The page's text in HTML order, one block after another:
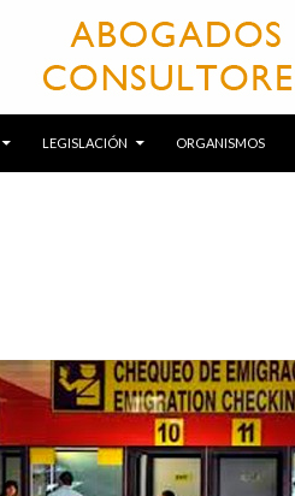
LEGISLACIÓN ORGANISMOS